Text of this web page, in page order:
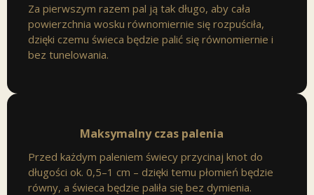
Za pierwszym razem pal ją tak długo, aby cała
powierzchnia wosku równomiernie się rozpuściła,
dzięki czemu świeca będzie palić się równomiernie i
bez tunelowania.
Maksymalny czas palenia
Przed każdym paleniem świecy przycinaj knot do
długości ok. 0,5–1 cm – dzięki temu płomień będzie
równy, a świeca będzie paliła się bez dymienia.